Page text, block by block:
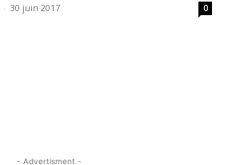
- 30 juin 2017 0
- Advertisment -